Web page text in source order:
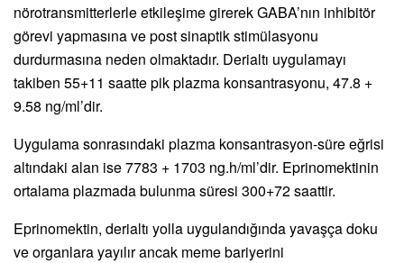
nörotransmitterlerle etkileşime girerek GABA’nın inhibitör
görevi yapmasına ve post sinaptik stimülasyonu
durdurmasına neden olmaktadır. Derialtı uygulamayı
takiben 55+11 saatte pik plazma konsantrasyonu, 47.8 +
9.58 ng/ml’dir.
Uygulama sonrasındaki plazma konsantrasyon-süre eğrisi
altındaki alan ise 7783 + 1703 ng.h/ml’dir. Eprinomektinin
ortalama plazmada bulunma süresi 300+72 saattir.
Eprinomektin, derialtı yolla uygulandığında yavaşça doku
ve organlara yayılır ancak meme bariyerini